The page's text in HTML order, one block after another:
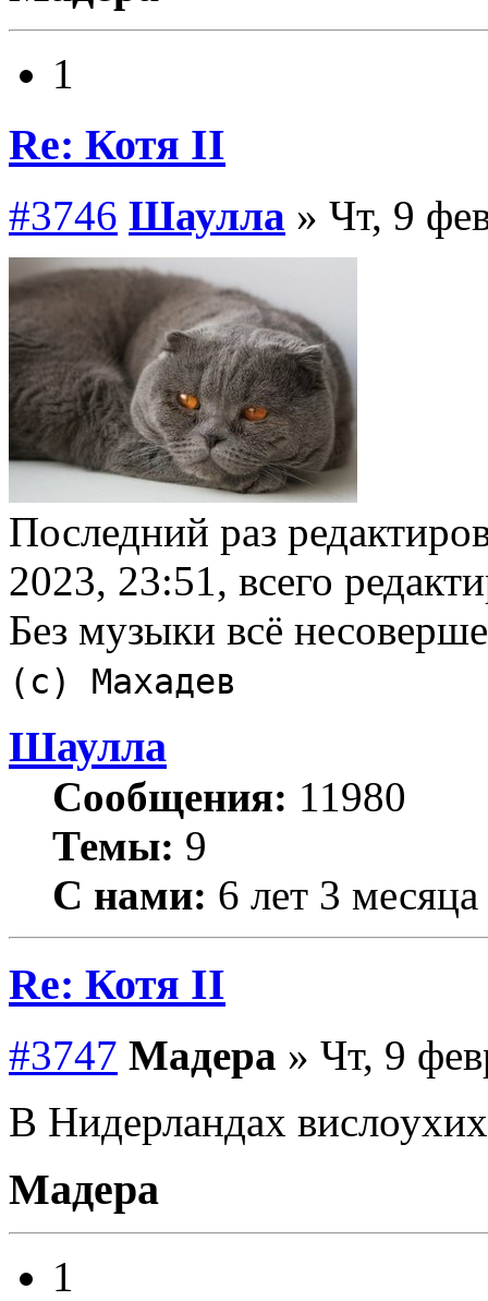
1
Re: Котя II
#3746 Шаулла » Чт, 9
Последний раз
2023, 23:51, всего
Без музыки всё
(с) Махадев
Шаулла
Сообщения: 11980
Темы: 9
С нами: 6 лет 3 месяца
Re: Котя II
#3747 Мадера » Чт, 9
В Нидерландах
Мадера
1